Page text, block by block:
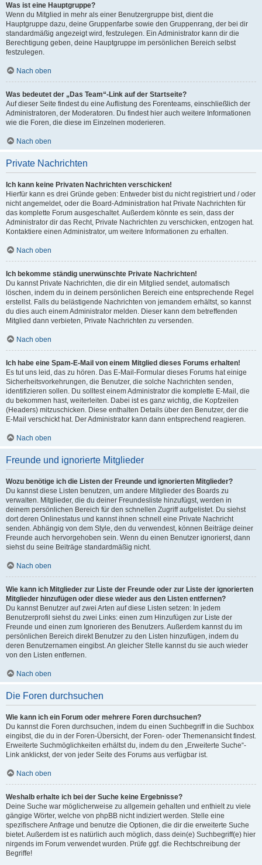
Was ist eine Hauptgruppe?
Wenn du Mitglied in mehr als einer Benutzergruppe bist, dient die
Hauptgruppe dazu, deine Gruppenfarbe sowie den Gruppenrang, der bei dir
standardmäßig angezeigt wird, festzulegen. Ein Administrator kann dir die
Berechtigung geben, deine Hauptgruppe im persönlichen Bereich selbst
festzulegen.
Nach oben
Was bedeutet der „Das Team“-Link auf der Startseite?
Auf dieser Seite findest du eine Auflistung des Forenteams, einschließlich der
Administratoren, der Moderatoren. Du findest hier auch weitere Informationen
wie die Foren, die diese im Einzelnen moderieren.
Nach oben
Private Nachrichten
Ich kann keine Privaten Nachrichten verschicken!
Hierfür kann es drei Gründe geben: Entweder bist du nicht registriert und / oder
nicht angemeldet, oder die Board-Administration hat Private Nachrichten für
das komplette Forum ausgeschaltet. Außerdem könnte es sein, dass der
Administrator dir das Recht, Private Nachrichten zu verschicken, entzogen hat.
Kontaktiere einen Administrator, um weitere Informationen zu erhalten.
Nach oben
Ich bekomme ständig unerwünschte Private Nachrichten!
Du kannst Private Nachrichten, die dir ein Mitglied sendet, automatisch
löschen, indem du in deinem persönlichen Bereich eine entsprechende Regel
erstellst. Falls du belästigende Nachrichten von jemandem erhältst, so kannst
du dies auch einem Administrator melden. Dieser kann dem betreffenden
Mitglied dann verbieten, Private Nachrichten zu versenden.
Nach oben
Ich habe eine Spam-E-Mail von einem Mitglied dieses Forums erhalten!
Es tut uns leid, das zu hören. Das E-Mail-Formular dieses Forums hat einige
Sicherheitsvorkehrungen, die Benutzer, die solche Nachrichten senden,
identifizieren sollen. Du solltest einem Administrator die komplette E-Mail, die
du bekommen hast, weiterleiten. Dabei ist es ganz wichtig, die Kopfzeilen
(Headers) mitzuschicken. Diese enthalten Details über den Benutzer, der die
E-Mail verschickt hat. Der Administrator kann dann entsprechend reagieren.
Nach oben
Freunde und ignorierte Mitglieder
Wozu benötige ich die Listen der Freunde und ignorierten Mitglieder?
Du kannst diese Listen benutzen, um andere Mitglieder des Boards zu
verwalten. Mitglieder, die du deiner Freundesliste hinzufügst, werden in
deinem persönlichen Bereich für den schnellen Zugriff aufgelistet. Du siehst
dort deren Onlinestatus und kannst ihnen schnell eine Private Nachricht
senden. Abhängig von dem Style, den du verwendest, können Beiträge deiner
Freunde auch hervorgehoben sein. Wenn du einen Benutzer ignorierst, dann
siehst du seine Beiträge standardmäßig nicht.
Nach oben
Wie kann ich Mitglieder zur Liste der Freunde oder zur Liste der ignorierten
Mitglieder hinzufügen oder diese wieder aus den Listen entfernen?
Du kannst Benutzer auf zwei Arten auf diese Listen setzen: In jedem
Benutzerprofil siehst du zwei Links: einen zum Hinzufügen zur Liste der
Freunde und einen zum Ignorieren des Benutzers. Außerdem kannst du im
persönlichen Bereich direkt Benutzer zu den Listen hinzufügen, indem du
deren Benutzernamen eingibst. An gleicher Stelle kannst du sie auch wieder
von den Listen entfernen.
Nach oben
Die Foren durchsuchen
Wie kann ich ein Forum oder mehrere Foren durchsuchen?
Du kannst die Foren durchsuchen, indem du einen Suchbegriff in die Suchbox
eingibst, die du in der Foren-Übersicht, der Foren- oder Themenansicht findest.
Erweiterte Suchmöglichkeiten erhältst du, indem du den „Erweiterte Suche“-
Link anklickst, der von jeder Seite des Forums aus verfügbar ist.
Nach oben
Weshalb erhalte ich bei der Suche keine Ergebnisse?
Deine Suche war möglicherweise zu allgemein gehalten und enthielt zu viele
gängige Wörter, welche von phpBB nicht indiziert werden. Stelle eine
spezifischere Anfrage und benutze die Optionen, die dir die erweiterte Suche
bietet. Außerdem ist es natürlich auch möglich, dass dein(e) Suchbegriff(e) hier
nirgends im Forum verwendet wurden. Prüfe ggf. die Rechtschreibung der
Begriffe!